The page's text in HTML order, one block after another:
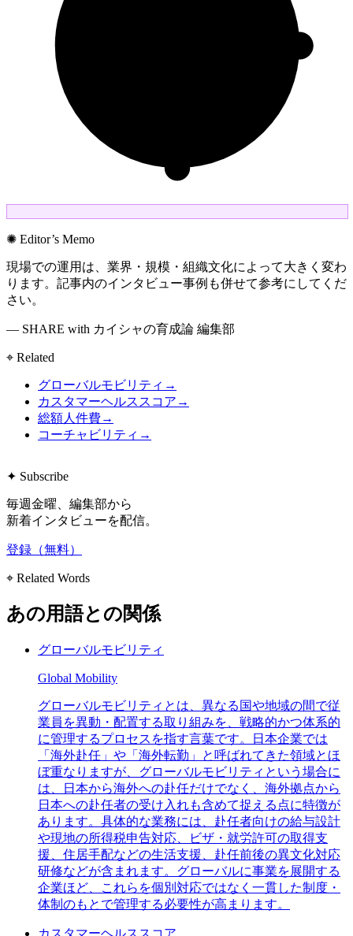
✺ Editor’s Memo
現場での運用は、業界・規模・組織文化によって大きく変わ
ります。記事内のインタビュー事例も併せて参考にしてくだ
さい。
— SHARE with カイシャの育成論 編集部
⌖ Related
グローバルモビリティ →
カスタマーヘルススコア →
総額人件費→
コーチャビリティ →
✦ Subscribe
毎週金曜、編集部から
新着インタビューを配信。
登録（無料）
⌖ Related Words
あの用語との関係
グローバルモビリティ
Global Mobility
グローバルモビリティとは、異なる国や地域の間で従
業員を異動・配置する取り組みを、戦略的かつ体系的
に管理するプロセスを指す言葉です。日本企業では
「海外赴任」や「海外転勤」と呼ばれてきた領域とほ
ぼ重なりますが、グローバルモビリティという場合に
は、日本から海外への赴任だけでなく、海外拠点から
日本への赴任者の受け入れも含めて捉える点に特徴が
あります。具体的な業務には、赴任者向けの給与設計
や現地の所得税申告対応、ビザ・就労許可の取得支
援、住居手配などの生活支援、赴任前後の異文化対応
研修などが含まれます。グローバルに事業を展開する
企業ほど、これらを個別対応ではなく一貫した制度・
体制のもとで管理する必要性が高まります。
カスタマーヘルススコア